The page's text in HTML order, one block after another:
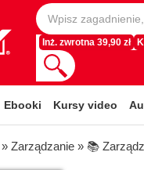
Inż. zwrotna 39,90 zł
Ebooki Kursy video
» Zarządzanie » 📚